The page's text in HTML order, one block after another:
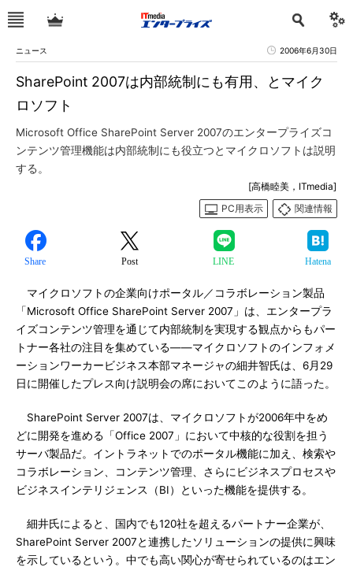
ニュース 2006年6月30日
SharePoint 2007は内部統制にも有用、とマイク
ロソフト
Microsoft Office SharePoint Server 2007のエンタープライズコ
ンテンツ管理機能は内部統制にも役立つとマイクロソフトは説明
する。
[高橋睦美，ITmedia]
PC用表示
関連情報
Share Post LINE Hatena
マイクロソフトの企業向けポータル／コラボレーション製品
「Microsoft Office SharePoint Server 2007」は、エンタープラ
イズコンテンツ管理を通じて内部統制を実現する観点からもパー
トナー各社の注目を集めている――マイクロソフトのインフォメ
ーションワーカービジネス本部マネージャの細井智氏は、6月29
日に開催したプレス向け説明会の席においてこのように語った。
SharePoint Server 2007は、マイクロソフトが2006年中をめ
どに開発を進める「Office 2007」において中核的な役割を担う
サーバ製品だ。イントラネットでのポータル機能に加え、検索や
コラボレーション、コンテンツ管理、さらにビジネスプロセスや
ビジネスインテリジェンス（BI）といった機能を提供する。
細井氏によると、国内でも120社を超えるパートナー企業が、
SharePoint Server 2007と連携したソリューションの提供に興味
を示しているという。中でも高い関心が寄せられているのはエン